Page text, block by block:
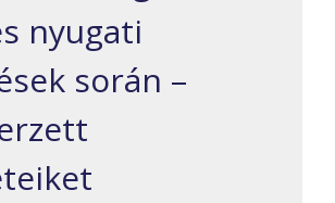
nyugati
során –